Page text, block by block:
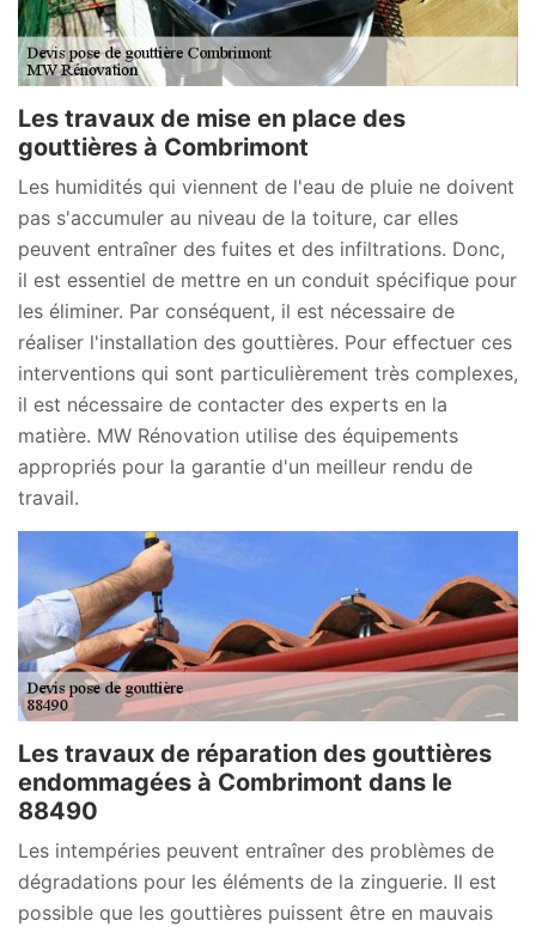
Les travaux de mise en place des
gouttières à Combrimont
Les humidités qui viennent de l'eau de pluie ne doivent
pas s'accumuler au niveau de la toiture, car elles
peuvent entraîner des fuites et des infiltrations. Donc,
il est essentiel de mettre en un conduit spécifique pour
les éliminer. Par conséquent, il est nécessaire de
réaliser l'installation des gouttières. Pour effectuer ces
interventions qui sont particulièrement très complexes,
il est nécessaire de contacter des experts en la
matière. MW Rénovation utilise des équipements
appropriés pour la garantie d'un meilleur rendu de
travail.
Les travaux de réparation des gouttières
endommagées à Combrimont dans le
88490
Les intempéries peuvent entraîner des problèmes de
dégradations pour les éléments de la zinguerie. Il est
possible que les gouttières puissent être en mauvais